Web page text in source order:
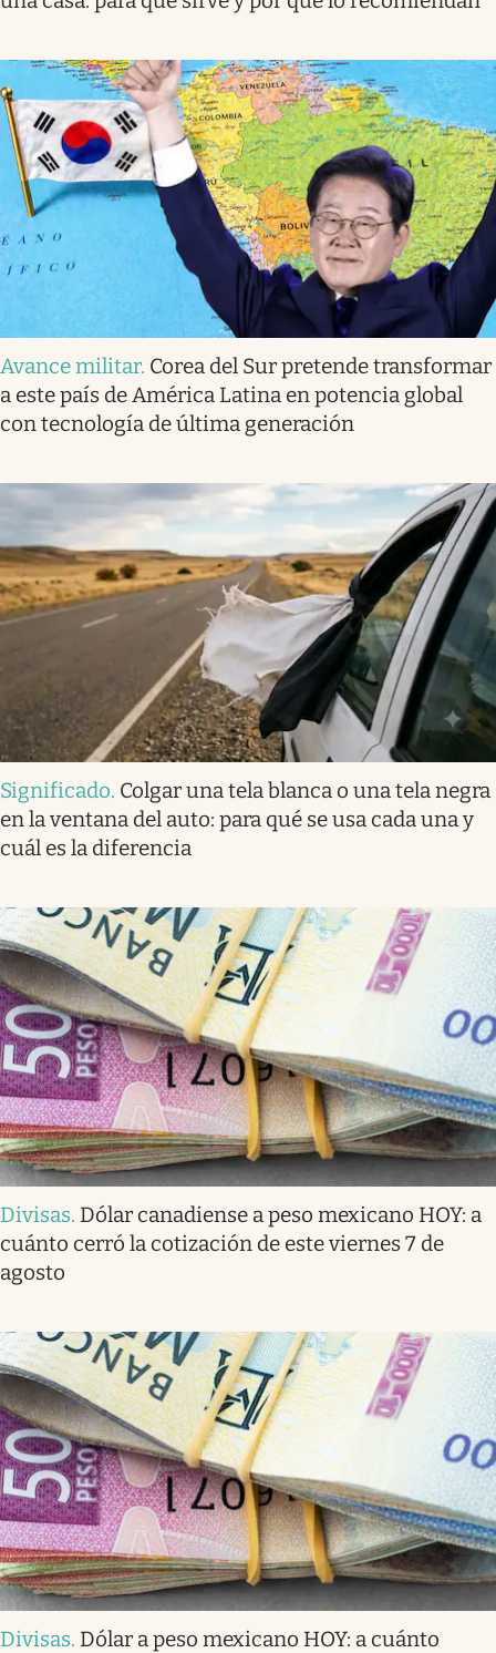
Avance militar. Corea del Sur pretende transformar
a este país de América Latina en potencia global
con tecnología de última generación
Significado. Colgar una tela blanca o una tela negra
en la ventana del auto: para qué se usa cada una y
cuál es la diferencia
Divisas. Dólar canadiense a peso mexicano HOY: a
cuánto cerró la cotización de este viernes 7 de
agosto
Divisas. Dólar a peso mexicano HOY: a cuánto